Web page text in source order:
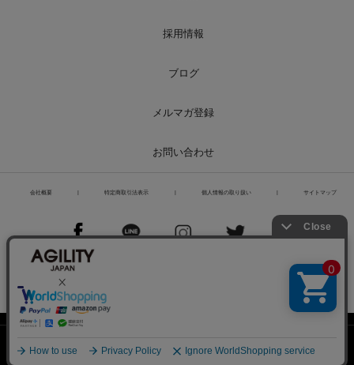
採用情報
ブログ
メルマガ登録
お問い合わせ
会社概要 特定商取引法表示 個人情報の取り扱い サイトマップ
Copyright© Liberoworld